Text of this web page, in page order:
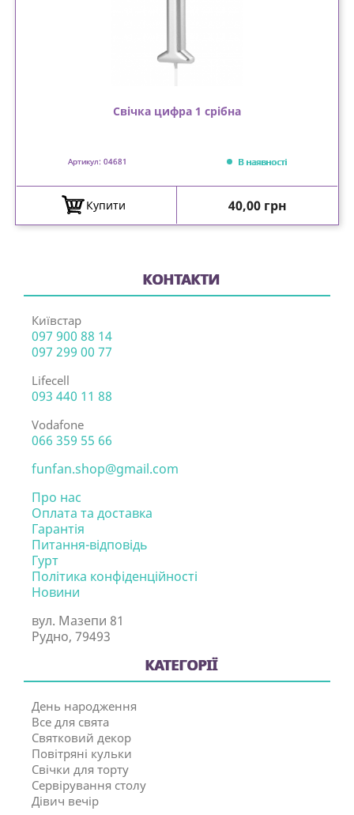
Свічка цифра 1 срібна
Артикул: 04681 В наявності
Купити Ціна
40,00 грн
КОНТАКТИ
Київстар
097 900 88 14
097 299 00 77
Lifecell
093 440 11 88
Vodafone
066 359 55 66
funfan.shop@gmail.com
Про нас
Оплата та доставка
Гарантія
Питання-відповідь
Гурт
Політика конфіденційності
Новини
вул. Мазепи 81
Рудно, 79493
КАТЕГОРІЇ
День народження
Все для свята
Святковий декор
Повітряні кульки
Свічки для торту
Сервірування столу
Дівич вечір